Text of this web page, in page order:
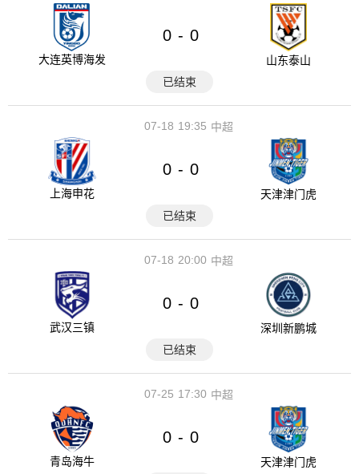
大连英博海发
0 - 0
山东泰山
已结束
19:35
07-18 中超
上海申花
0 - 0
天津津门虎
已结束
20:00
07-18 中超
武汉三镇
0 - 0
深圳新鹏城
已结束
17:30
07-25 中超
青岛海牛
0 - 0
天津津门虎